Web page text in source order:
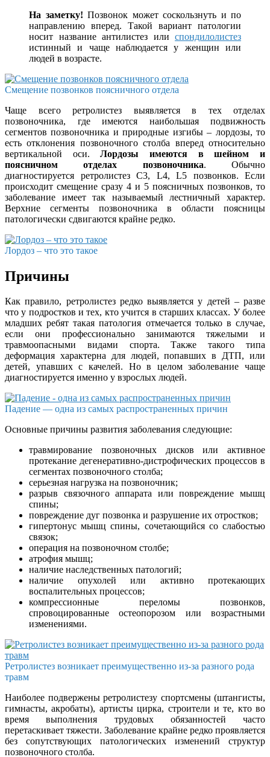
На заметку! Позвонок может соскользнуть и по
направлению вперед. Такой вариант патологии
носит название антилистез или спондилолистез
истинный и чаще наблюдается у женщин или
людей в возрасте.
Смещение позвонков поясничного отдела
Чаще всего ретролистез выявляется в тех отделах
позвоночника, где имеются наибольшая подвижность
сегментов позвоночника и природные изгибы – лордозы, то
есть отклонения позвоночного столба вперед относительно
вертикальной оси.Лордозы имеются в шейном и
поясничном отделах позвоночника. Обычно
диагностируется ретролистез C3, L4, L5 позвонков. Если
происходит смещение сразу 4 и 5 поясничных позвонков, то
заболевание имеет так называемый лестничный характер.
Верхние сегменты позвоночника в области поясницы
патологически сдвигаются крайне редко.
Лордоз – что это такое
Причины
Как правило, ретролистез редко выявляется у детей – разве
что у подростков и тех, кто учится в старших классах. У более
младших ребят такая патология отмечается только в случае,
если они профессионально занимаются тяжелыми и
травмоопасными видами спорта. Также такого типа
деформация характерна для людей, попавших в ДТП, или
детей, упавших с качелей. Но в целом заболевание чаще
диагностируется именно у взрослых людей.
Падение — одна из самых распространенных причин
Основные причины развития заболевания следующие:
травмирование позвоночных дисков или активное
протекание дегенеративно-дистрофических процессов в
сегментах позвоночного столба;
серьезная нагрузка на позвоночник;
разрыв связочного аппарата или повреждение мышц
спины;
повреждение дуг позвонка и разрушение их отростков;
гипертонус мышц спины, сочетающийся со слабостью
связок;
операция на позвоночном столбе;
атрофия мышц;
наличие наследственных патологий;
наличие опухолей или активно протекающих
воспалительных процессов;
компрессионные переломы позвонков,
спровоцированные остеопорозом или возрастными
изменениями.
Ретролистез возникает преимущественно из-за разного рода
травм
Наиболее подвержены ретролистезу спортсмены (штангисты,
гимнасты, акробаты), артисты цирка, строители и те, кто во
время выполнения трудовых обязанностей часто
перетаскивает тяжести. Заболевание крайне редко проявляется
без сопутствующих патологических изменений структур
позвоночного столба.